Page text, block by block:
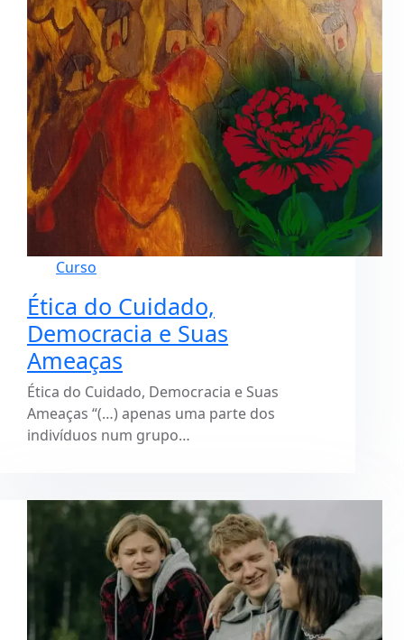
Curso
Ética do Cuidado,
Democracia e Suas
Ameaças
Ética do Cuidado, Democracia e Suas
Ameaças “(…) apenas uma parte dos
indivíduos num grupo…